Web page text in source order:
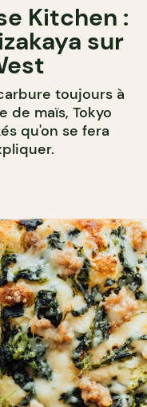
Kitchen :
sur
toujours à
de maïs, Tokyo
qu'on se fera